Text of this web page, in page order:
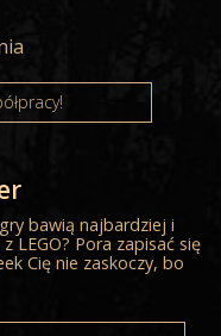
bawią najbardziej i
LEGO? Pora zapisać się
Cię nie zaskoczy, bo